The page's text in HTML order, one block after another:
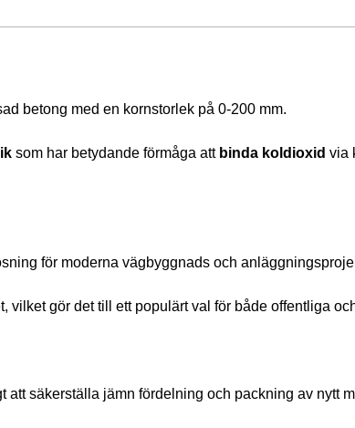
betong med en kornstorlek på 0-200 mm.
som har betydande förmåga att binda koldioxid via
för moderna vägbyggnads och
gör det till ett populärt val för både offentliga
att säkerställa jämn fördelning och packning av nytt